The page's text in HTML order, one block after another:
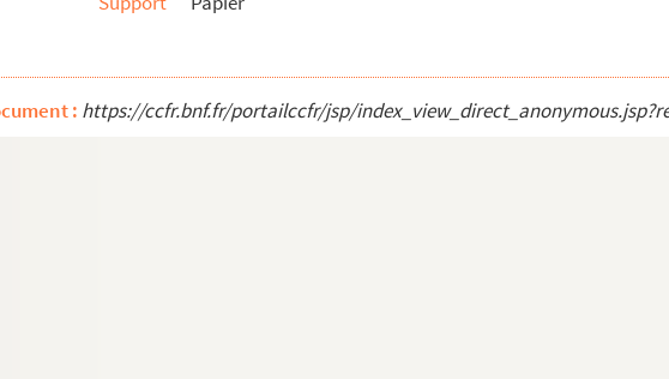
et le F. Aubin, attribuées à M
Gignoux, curé d'Aiguilles. Vie de M. Bourc...
morale, histoire, religion, mythologie, et...
Estellon, d'Eourres
Alpes
: https://ccfr.bnf.fr/portailccfr/jsp/